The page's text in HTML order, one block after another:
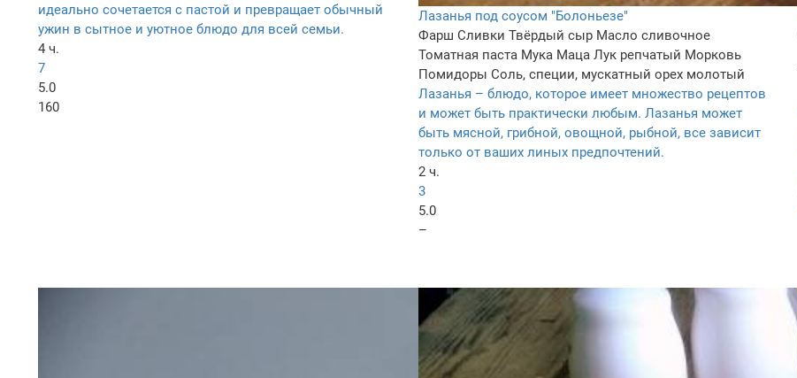
идеально сочетается с пастой и превращает обычный
ужин в сытное и уютное блюдо для всей семьи.
4 ч.
7
5.0
160
Лазанья под соусом "Болоньезе"
Фарш Сливки Твёрдый сыр Масло сливочное
Томатная паста Мука Маца Лук репчатый Морковь
Помидоры Соль, специи, мускатный орех молотый
Лазанья – блюдо, которое имеет множество рецептов
и может быть практически любым. Лазанья может
быть мясной, грибной, овощной, рыбной, все зависит
только от ваших линых предпочтений.
2 ч.
3
5.0
–